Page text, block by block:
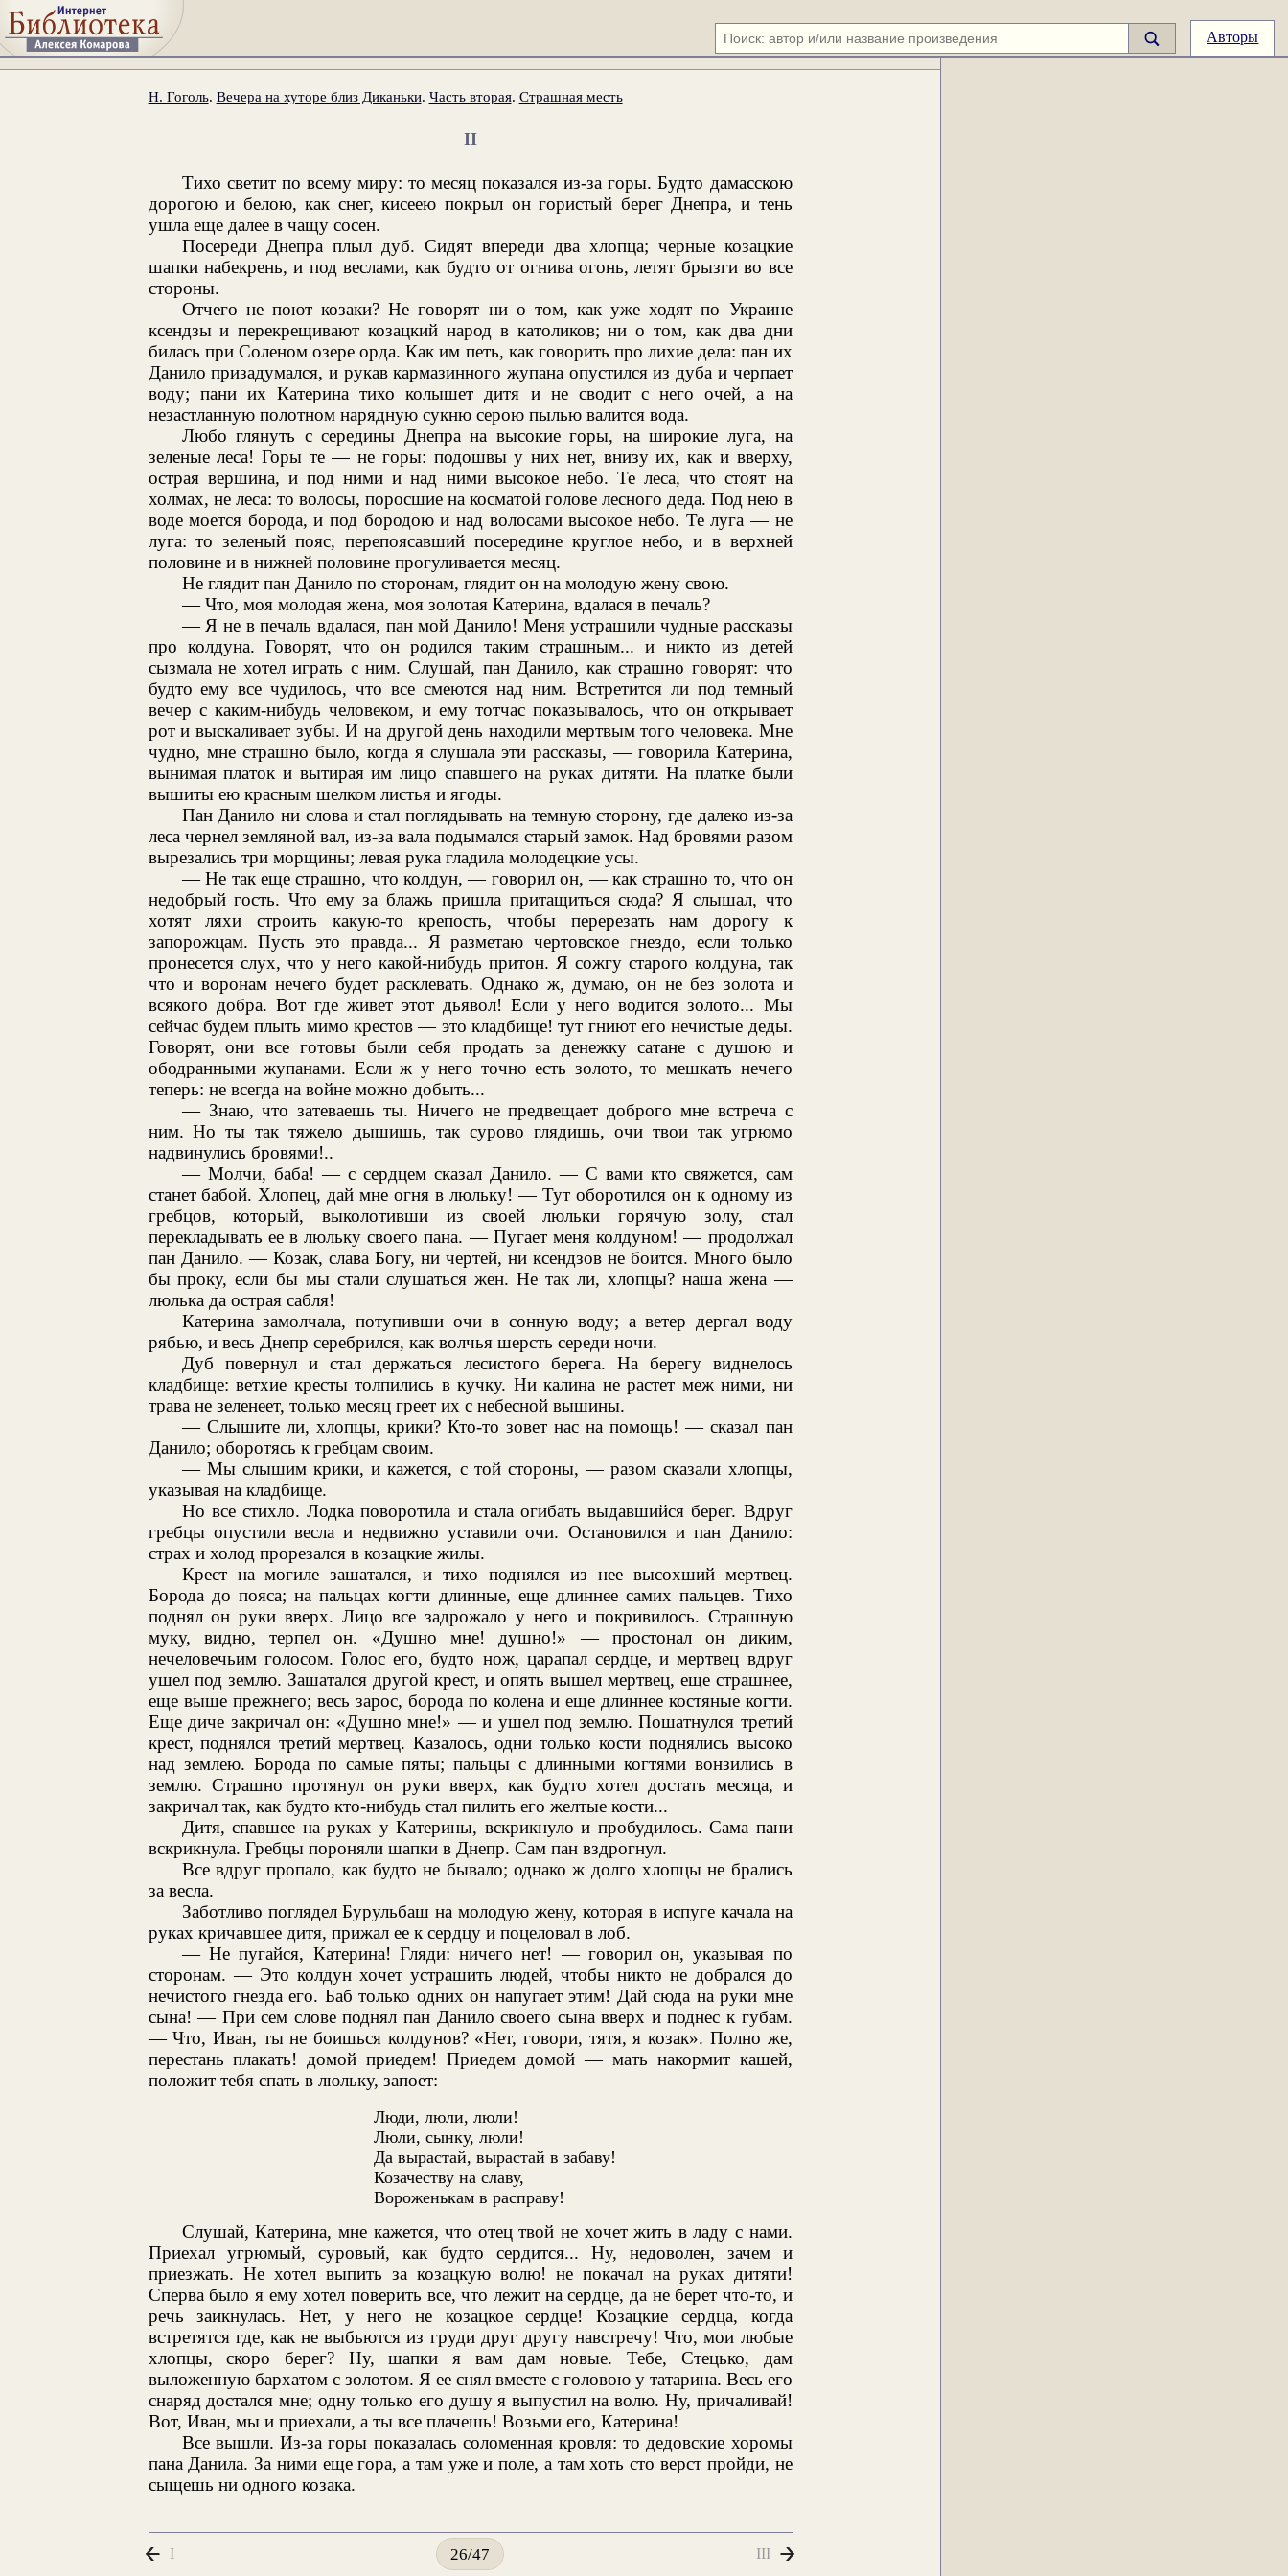
Авторы
Н. Гоголь. Вечера на хуторе близ Диканьки. Часть вторая. Страшная месть
II
Тихо светит по всему миру: то месяц показался из-за горы. Будто дамасскою
дорогою и белою, как снег, кисеею покрыл он гористый берег Днепра, и тень
ушла еще далее в чащу сосен.
Посереди Днепра плыл дуб. Сидят впереди два хлопца; черные козацкие
шапки набекрень, и под веслами, как будто от огнива огонь, летят брызги во все
стороны.
Отчего не поют козаки? Не говорят ни о том, как уже ходят по Украине
ксендзы и перекрещивают козацкий народ в католиков; ни о том, как два дни
билась при Соленом озере орда. Как им петь, как говорить про лихие дела: пан их
Данило призадумался, и рукав кармазинного жупана опустился из дуба и черпает
воду; пани их Катерина тихо колышет дитя и не сводит с него очей, а на
незастланную полотном нарядную сукню серою пылью валится вода.
Любо глянуть с середины Днепра на высокие горы, на широкие луга, на
зеленые леса! Горы те — не горы: подошвы у них нет, внизу их, как и вверху,
острая вершина, и под ними и над ними высокое небо. Те леса, что стоят на
холмах, не леса: то волосы, поросшие на косматой голове лесного деда. Под нею в
воде моется борода, и под бородою и над волосами высокое небо. Те луга — не
луга: то зеленый пояс, перепоясавший посередине круглое небо, и в верхней
половине и в нижней половине прогуливается месяц.
Не глядит пан Данило по сторонам, глядит он на молодую жену свою.
— Что, моя молодая жена, моя золотая Катерина, вдалася в печаль?
— Я не в печаль вдалася, пан мой Данило! Меня устрашили чудные рассказы
про колдуна. Говорят, что он родился таким страшным... и никто из детей
сызмала не хотел играть с ним. Слушай, пан Данило, как страшно говорят: что
будто ему все чудилось, что все смеются над ним. Встретится ли под темный
вечер с каким-нибудь человеком, и ему тотчас показывалось, что он открывает
рот и выскаливает зубы. И на другой день находили мертвым того человека. Мне
чудно, мне страшно было, когда я слушала эти рассказы, — говорила Катерина,
вынимая платок и вытирая им лицо спавшего на руках дитяти. На платке были
вышиты ею красным шелком листья и ягоды.
Пан Данило ни слова и стал поглядывать на темную сторону, где далеко из-за
леса чернел земляной вал, из-за вала подымался старый замок. Над бровями разом
вырезались три морщины; левая рука гладила молодецкие усы.
— Не так еще страшно, что колдун, — говорил он, — как страшно то, что он
недобрый гость. Что ему за блажь пришла притащиться сюда? Я слышал, что
хотят ляхи строить какую-то крепость, чтобы перерезать нам дорогу к
запорожцам. Пусть это правда... Я разметаю чертовское гнездо, если только
пронесется слух, что у него какой-нибудь притон. Я сожгу старого колдуна, так
что и воронам нечего будет расклевать. Однако ж, думаю, он не без золота и
всякого добра. Вот где живет этот дьявол! Если у него водится золото... Мы
сейчас будем плыть мимо крестов — это кладбище! тут гниют его нечистые деды.
Говорят, они все готовы были себя продать за денежку сатане с душою и
ободранными жупанами. Если ж у него точно есть золото, то мешкать нечего
теперь: не всегда на войне можно добыть...
— Знаю, что затеваешь ты. Ничего не предвещает доброго мне встреча с
ним. Но ты так тяжело дышишь, так сурово глядишь, очи твои так угрюмо
надвинулись бровями!..
— Молчи, баба! — с сердцем сказал Данило. — С вами кто свяжется, сам
станет бабой. Хлопец, дай мне огня в люльку! — Тут оборотился он к одному из
гребцов, который, выколотивши из своей люльки горячую золу, стал
перекладывать ее в люльку своего пана. — Пугает меня колдуном! — продолжал
пан Данило. — Козак, слава Богу, ни чертей, ни ксендзов не боится. Много было
бы проку, если бы мы стали слушаться жен. Не так ли, хлопцы? наша жена —
люлька да острая сабля!
Катерина замолчала, потупивши очи в сонную воду; а ветер дергал воду
рябью, и весь Днепр серебрился, как волчья шерсть середи ночи.
Дуб повернул и стал держаться лесистого берега. На берегу виднелось
кладбище: ветхие кресты толпились в кучку. Ни калина не растет меж ними, ни
трава не зеленеет, только месяц греет их с небесной вышины.
— Слышите ли, хлопцы, крики? Кто-то зовет нас на помощь! — сказал пан
Данило; оборотясь к гребцам своим.
— Мы слышим крики, и кажется, с той стороны, — разом сказали хлопцы,
указывая на кладбище.
Но все стихло. Лодка поворотила и стала огибать выдавшийся берег. Вдруг
гребцы опустили весла и недвижно уставили очи. Остановился и пан Данило:
страх и холод прорезался в козацкие жилы.
Крест на могиле зашатался, и тихо поднялся из нее высохший мертвец.
Борода до пояса; на пальцах когти длинные, еще длиннее самих пальцев. Тихо
поднял он руки вверх. Лицо все задрожало у него и покривилось. Страшную
муку, видно, терпел он. «Душно мне! душно!» — простонал он диким,
нечеловечьим голосом. Голос его, будто нож, царапал сердце, и мертвец вдруг
ушел под землю. Зашатался другой крест, и опять вышел мертвец, еще страшнее,
еще выше прежнего; весь зарос, борода по колена и еще длиннее костяные когти.
Еще диче закричал он: «Душно мне!» — и ушел под землю. Пошатнулся третий
крест, поднялся третий мертвец. Казалось, одни только кости поднялись высоко
над землею. Борода по самые пяты; пальцы с длинными когтями вонзились в
землю. Страшно протянул он руки вверх, как будто хотел достать месяца, и
закричал так, как будто кто-нибудь стал пилить его желтые кости...
Дитя, спавшее на руках у Катерины, вскрикнуло и пробудилось. Сама пани
вскрикнула. Гребцы пороняли шапки в Днепр. Сам пан вздрогнул.
Все вдруг пропало, как будто не бывало; однако ж долго хлопцы не брались
за весла.
Заботливо поглядел Бурульбаш на молодую жену, которая в испуге качала на
руках кричавшее дитя, прижал ее к сердцу и поцеловал в лоб.
— Не пугайся, Катерина! Гляди: ничего нет! — говорил он, указывая по
сторонам. — Это колдун хочет устрашить людей, чтобы никто не добрался до
нечистого гнезда его. Баб только одних он напугает этим! Дай сюда на руки мне
сына! — При сем слове поднял пан Данило своего сына вверх и поднес к губам.
— Что, Иван, ты не боишься колдунов? «Нет, говори, тятя, я козак». Полно же,
перестань плакать! домой приедем! Приедем домой — мать накормит кашей,
положит тебя спать в люльку, запоет:
Люди, люли, люли!
Люли, сынку, люли!
Да вырастай, вырастай в забаву!
Козачеству на славу,
Вороженькам в расправу!
Слушай, Катерина, мне кажется, что отец твой не хочет жить в ладу с нами.
Приехал угрюмый, суровый, как будто сердится... Ну, недоволен, зачем и
приезжать. Не хотел выпить за козацкую волю! не покачал на руках дитяти!
Сперва было я ему хотел поверить все, что лежит на сердце, да не берет что-то, и
речь заикнулась. Нет, у него не козацкое сердце! Козацкие сердца, когда
встретятся где, как не выбьются из груди друг другу навстречу! Что, мои любые
хлопцы, скоро берег? Ну, шапки я вам дам новые. Тебе, Стецько, дам
выложенную бархатом с золотом. Я ее снял вместе с головою у татарина. Весь его
снаряд достался мне; одну только его душу я выпустил на волю. Ну, причаливай!
Вот, Иван, мы и приехали, а ты все плачешь! Возьми его, Катерина!
Все вышли. Из-за горы показалась соломенная кровля: то дедовские хоромы
пана Данила. За ними еще гора, а там уже и поле, а там хоть сто верст пройди, не
сыщешь ни одного козака.
I 26/47 III